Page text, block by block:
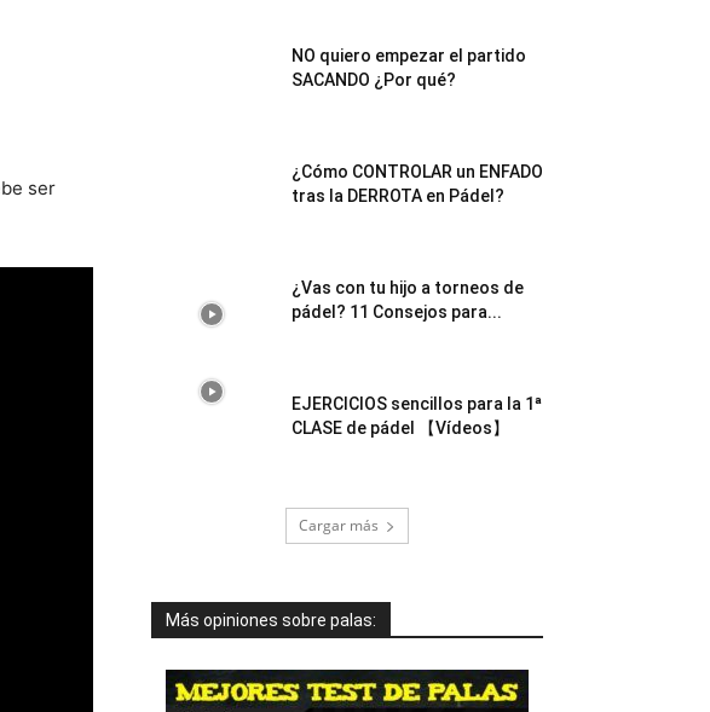
ser
NO quiero empezar el partido
SACANDO ¿Por qué?
¿Cómo CONTROLAR un ENFADO
tras la DERROTA en Pádel?
¿Vas con tu hijo a torneos de
pádel? 11 Consejos para...
EJERCICIOS sencillos para la 1ª
CLASE de pádel 【Vídeos】
Cargar más
Más opiniones sobre palas: